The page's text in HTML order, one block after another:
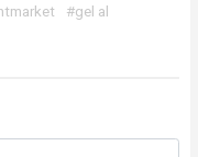
#gel al